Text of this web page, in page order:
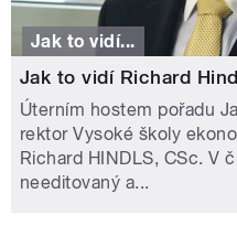
Jak to vidí...
Jak to vidí Richard
Úterním hostem pořadu
rektor Vysoké školy
Richard HINDLS, CSc. V
needitovaný a...